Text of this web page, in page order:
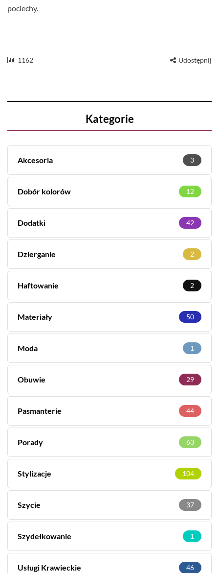
pociechy.
1162 Udostępnij
Kategorie
Akcesoria 3
Dobór kolorów 12
Dodatki 42
Dzierganie 2
Haftowanie 2
Materiały 50
Moda 1
Obuwie 29
Pasmanterie 44
Porady 63
Stylizacje 104
Szycie 37
Szydełkowanie 1
Usługi Krawieckie 46